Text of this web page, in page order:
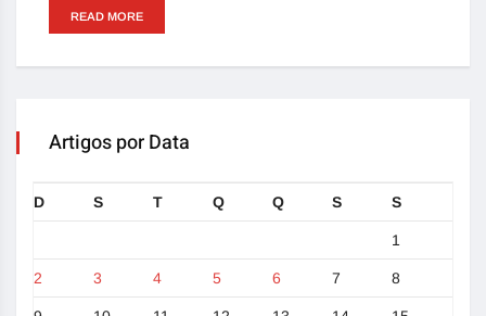
READ MORE
Artigos por Data
D S T Q Q S S
1
2 3 4 5 6 7 8